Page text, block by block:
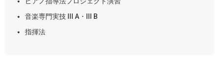
音楽専門実技 III A・III B
指揮法